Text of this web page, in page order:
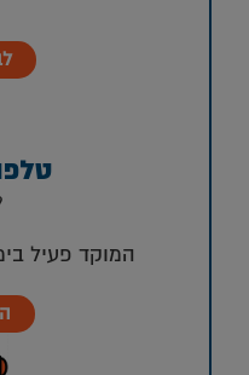
המוקד פעיל בימים א-